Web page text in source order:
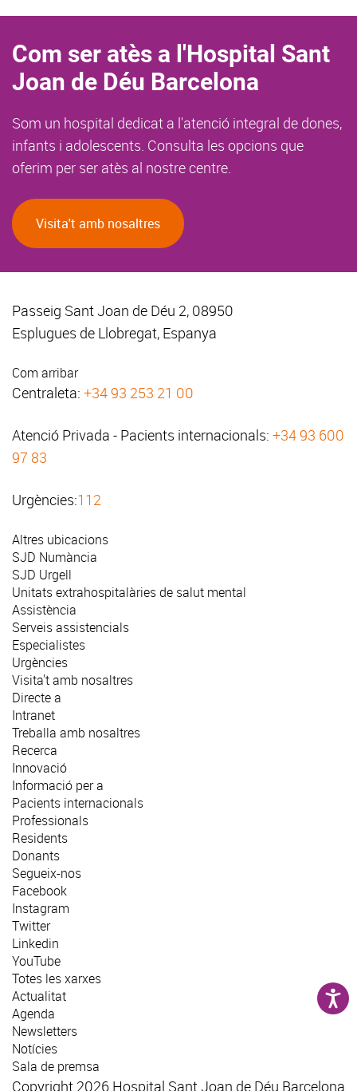
Com ser atès a l'Hospital Sant
Joan de Déu Barcelona
Som un hospital dedicat a l'atenció integral de dones,
infants i adolescents. Consulta les opcions que
oferim per ser atès al nostre centre.
Visita't amb nosaltres
Passeig Sant Joan de Déu 2, 08950
Esplugues de Llobregat, Espanya
Com arribar
Centraleta: +34 93 253 21 00
Atenció Privada - Pacients internacionals: +34 93 600
97 83
Urgències:112
Altres ubicacions
SJD Numància
SJD Urgell
Unitats extrahospitalàries de salut mental
Assistència
Serveis assistencials
Especialistes
Urgències
Visita't amb nosaltres
Directe a
Intranet
Treballa amb nosaltres
Recerca
Innovació
Informació per a
Pacients internacionals
Professionals
Residents
Donants
Segueix-nos
Facebook
Instagram
Twitter
Linkedin
YouTube
Totes les xarxes
Actualitat
Agenda
Newsletters
Notícies
Sala de premsa
Copyright 2026 Hospital Sant Joan de Déu Barcelona